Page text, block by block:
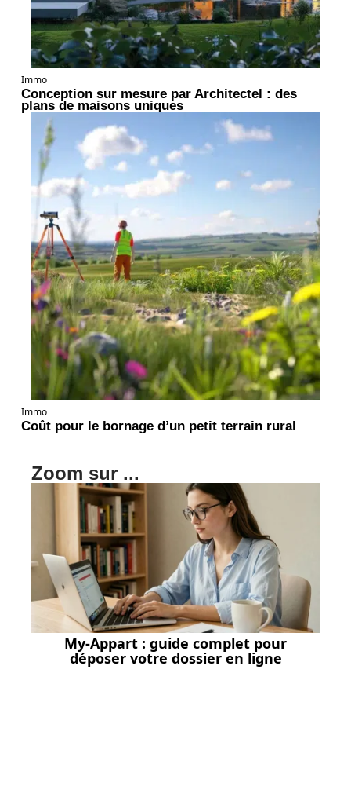
Immo
Conception sur mesure par Architectel : des
plans de maisons uniques
Immo
Coût pour le bornage d’un petit terrain rural
Zoom sur ...
My-Appart : guide complet pour
déposer votre dossier en ligne